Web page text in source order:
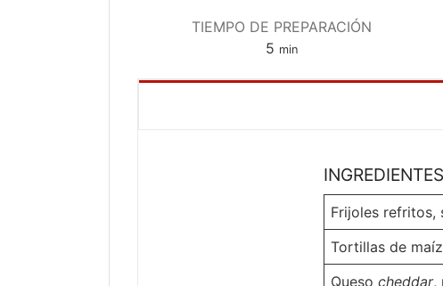
TIEMPO DE PREPARACIÓN
5minutos
min
INGREDIENTES
Frijoles refritos,
Tortillas de
Queso cheddar,